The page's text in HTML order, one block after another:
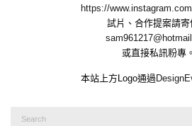
https://
試片、合作提案請寄
或直接私訊粉專。
本站上方Logo通過
Search